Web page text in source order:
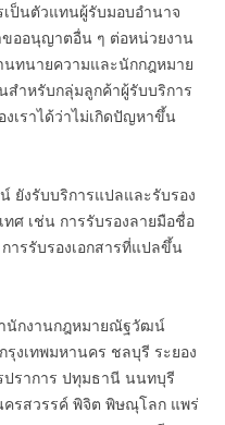
ป็นตัวแทนผู้รับมอบอำนาจ
ขออนุญาตอื่น ๆ ต่อหน่วยงาน
นทนายความและนักกฎหมาย
สำหรับกลุ่มลูกค้าผู้รับบริการ
เราได้ว่าไม่เกิดปัญหาขึ้น
งรับบริการแปลและรับรอง
ศ เช่น การรับรองลายมือชื่อ
ารรับรองเอกสารที่แปลขึ้น
นักงานกฎหมายณัฐวัฒน์
งเทพมหานคร ชลบุรี ระยอง
ปราการ ปทุมธานี นนทบุรี
ครสวรรค์ พิจิต พิษณุโลก แพร่